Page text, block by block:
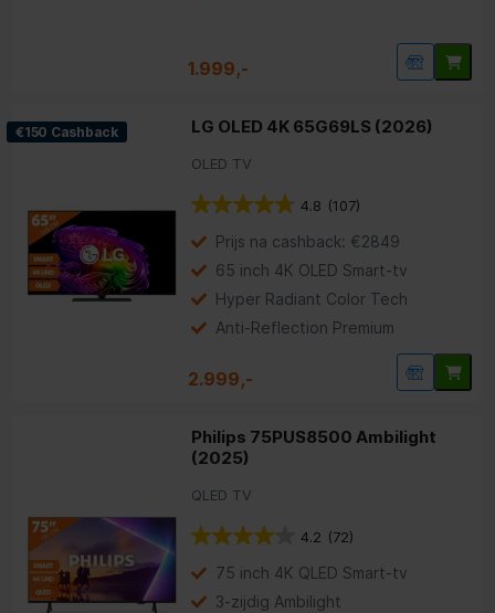
1.999,-
€150 Cashback LG OLED 4K 65G69LS (2026)
OLED TV
4.8 (107)
Prijs na cashback: €2849
65 inch 4K OLED Smart-tv
Hyper Radiant Color Tech
Anti-Reflection Premium
2.999,-
Philips 75PUS8500 Ambilight
(2025)
QLED TV
4.2 (72)
75 inch 4K QLED Smart-tv
3-zijdig Ambilight